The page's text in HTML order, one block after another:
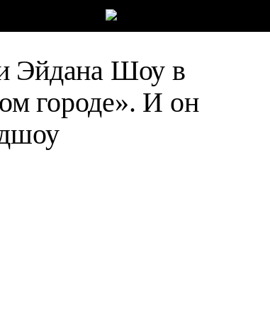
Эйдана Шоу в
городе». И он